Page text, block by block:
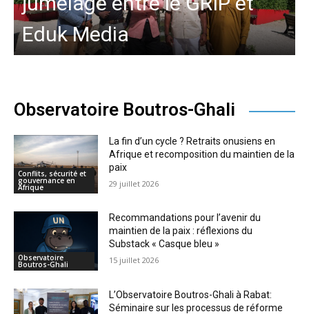
Eduk Media
Observatoire Boutros-Ghali
Conflits, sécurité et
gouvernance en
Afrique
La fin d’un cycle ? Retraits onusiens en
Afrique et recomposition du maintien de la
paix
29 juillet 2026
Observatoire
Boutros-Ghali
Recommandations pour l’avenir du
maintien de la paix : réflexions du
Substack « Casque bleu »
15 juillet 2026
L’Observatoire Boutros-Ghali à Rabat:
Séminaire sur les processus de réforme